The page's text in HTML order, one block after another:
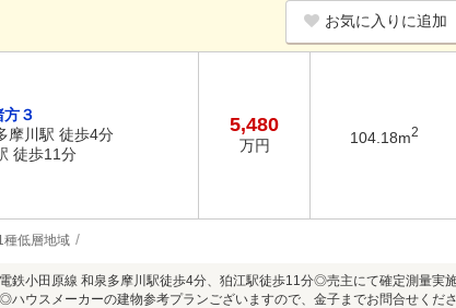
お気に入りに追加
３
摩川駅 徒歩4分
徒歩11分
5,480
万円 104.18m2
種低層地域
鉄小田原線 和泉多摩川駅徒歩4分、狛江駅徒歩11分◎売主にて確定測量実
ハウスメーカーの建物参考プランございますので、金子までお問合せく